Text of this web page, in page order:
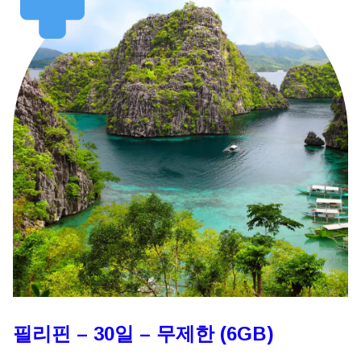
필리핀 – 30일 – 무제한 (6GB)